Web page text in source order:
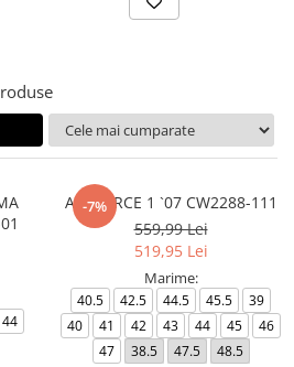
44
-7%
AIR FORCE 1 `07 CW2288-111
559,99 Lei
519,95 Lei
Marime:
40.5 42.5 44.5 45.5
39
40
41 42 43 44 45
46
47
38.5 47.5 48.5